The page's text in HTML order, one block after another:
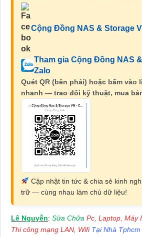
Cộng Đồng NAS & Storage
Tham gia Cộng Đồng NAS
Zalo
Quét QR (bên phải) hoặc bấm vào
nhanh — trao đổi kỹ thuật, mua
Cập nhật tin tức & chia sẻ kinh
trữ — cùng nhau làm chủ dữ liệu!
Lê Nguyễn:Sửa Chữa Pc, Laptop, Máy
Thi công mạng LAN, Wifi Tại Nhà Tphcm